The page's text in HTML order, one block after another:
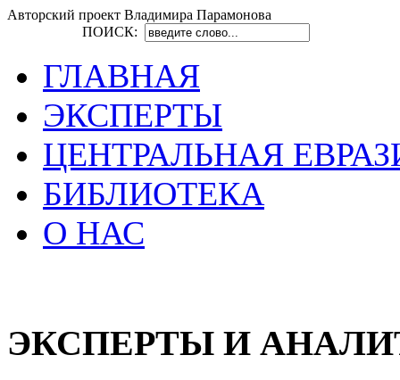
Авторский проект Владимира Парамонова
ПОИСК:
ГЛАВНАЯ
ЭКСПЕРТЫ
ЦЕНТРАЛЬНАЯ
БИБЛИОТЕКА
О НАС
ЭКСПЕРТЫ И